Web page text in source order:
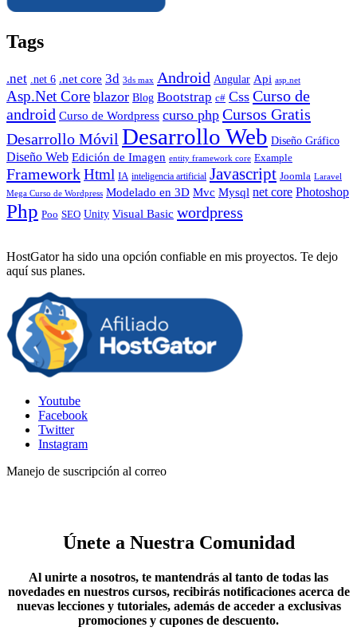
Tags
.net .net 6 .net core 3d 3ds max Android Angular Api asp.net
Asp.Net Core blazor Blog Bootstrap c# Css Curso de
android Curso de Wordpress curso php Cursos Gratis
Desarrollo Móvil Desarrollo Web Diseño Gráfico
Diseño Web Edición de Imagen entity framework core Example
FrameworkHtml IA inteligencia artificial Javascript Joomla Laravel
Mega Curso de Wordpress Modelado en 3D Mvc Mysql net core Photoshop
Php Poo SEO Unity Visual Basic wordpress
HostGator ha sido una opción confiable en mis proyectos. Te dejo
aquí sus planes.
Youtube
Facebook
Twitter
Instagram
Manejo de suscripción al correo
Únete a Nuestra Comunidad
Al unirte a nosotros, te mantendrás al tanto de todas las
novedades en nuestros cursos, recibirás notificaciones acerca de
nuevas lecciones y tutoriales, además de acceder a exclusivas
promociones y cupones de descuento.